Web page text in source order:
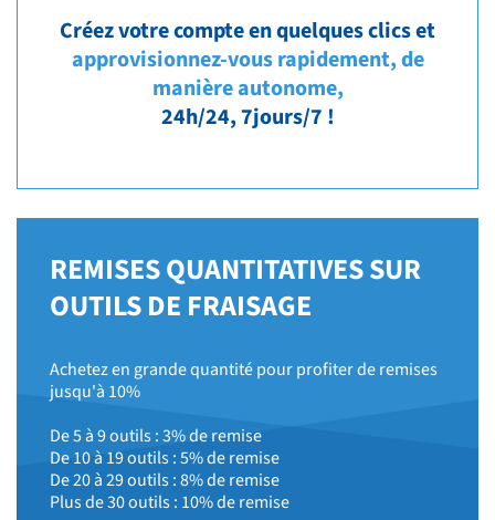
Créez votre compte en quelques clics et
approvisionnez-vous rapidement, de
manière autonome,
24h/24, 7jours/7 !
REMISES QUANTITATIVES SUR
OUTILS DE FRAISAGE
Achetez en grande quantité pour profiter de remises
jusqu'à 10%
De 5 à 9 outils : 3% de remise
De 10 à 19 outils : 5% de remise
De 20 à 29 outils : 8% de remise
Plus de 30 outils : 10% de remise